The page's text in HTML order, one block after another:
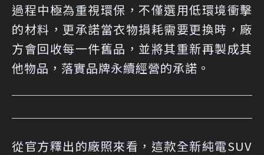
過程中極為重視環保，不僅選用低環境衝擊
的材料，更承諾當衣物損耗需要更換時，廠
方會回收每一件舊品，並將其重新再製成其
他物品，落實品牌永續經營的承諾。
從官方釋出的廠照來看，這款全新純電SUV